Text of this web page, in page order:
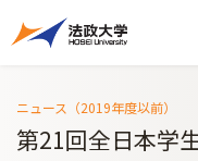
ニュース（2019年度以前）
第21回全日本学